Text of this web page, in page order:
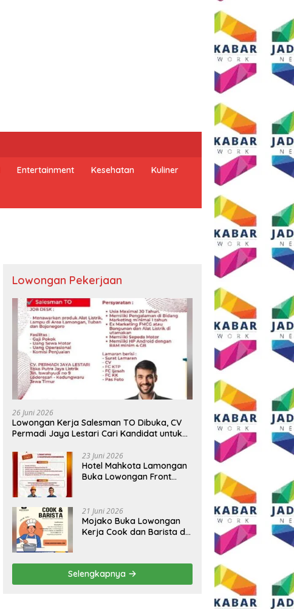
Entertainment Kesehatan Kuliner
Diduga Intimidasi Wartawan
Saat Konfirmasi Dugaan
Pungutan Uang Gedung,
Anggota Komite SMAN 1
Tumpang ,Ketua DPD IWOI
Buka suara
Yonarmed 11/GG dan
Yonarmed 1/Roket Kostrad
Asah Kesiapan Prajurit Jaga
Kedaulatan NKRI
Lowongan Pekerjaan
26 Juni 2026
Lowongan Kerja Salesman TO Dibuka, CV
Permadi Jaya Lestari Cari Kandidat untuk
23 Juni 2026
Hotel Mahkota Lamongan
Buka Lowongan Front
Syaratnya
21 Juni 2026
Mojako Buka Lowongan
Kerja Cook dan Barista di
Selengkapnya